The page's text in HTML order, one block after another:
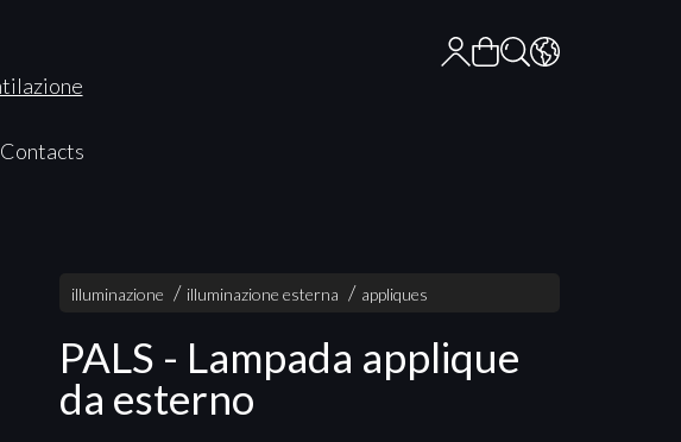
Contacts
illuminazione illuminazione esterna appliques
PALS - Lampada applique
da esterno